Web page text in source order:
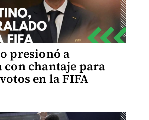
presionó a
con chantaje para
en la FIFA